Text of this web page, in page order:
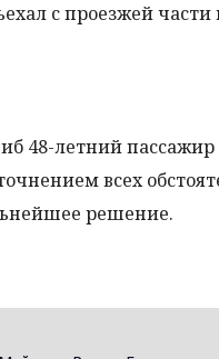
с проезжей части
48-летний
всех
решение.